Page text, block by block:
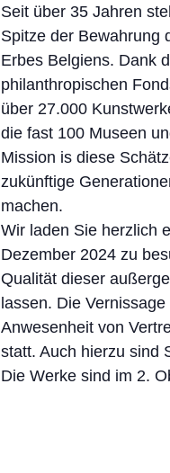
Seit über 35 Jahren
Spitze der Bewahrung
Erbes Belgiens. Dank
philanthropischen
über 27.000
die fast 100 Museen
Mission is diese
zukünftige
machen.
Wir laden Sie herzlich
Dezember 2024 zu
Qualität dieser
lassen. Die
Anwesenheit von
statt. Auch hierzu sind
Die Werke sind im 2.